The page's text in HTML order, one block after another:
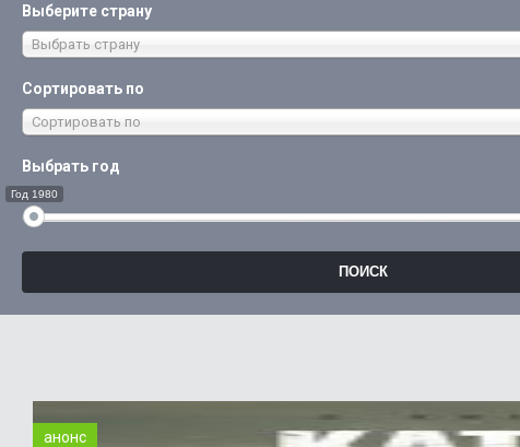
Выберите страну
Выбрать страну
Сортировать по
Сортировать по
Выбрать год
Год 1980
анонс